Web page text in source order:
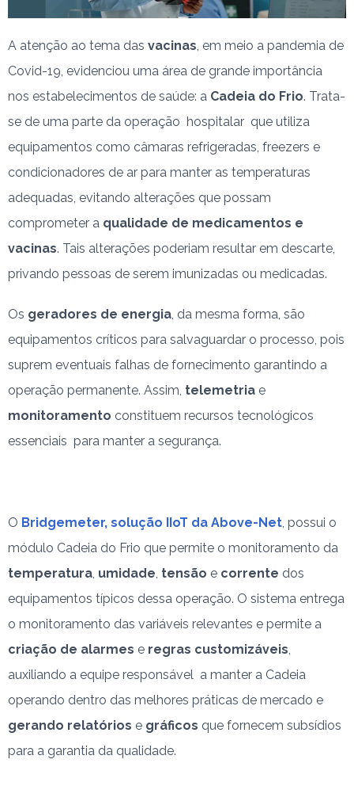
A atenção ao tema das vacinas, em meio a pandemia de
Covid-19, evidenciou uma área de grande importância
nos estabelecimentos de saúde: a Cadeia do Frio. Trata-
se de uma parte da operação hospitalar que utiliza
equipamentos como câmaras refrigeradas, freezers e
condicionadores de ar para manter as temperaturas
adequadas, evitando alterações que possam
comprometer a qualidade de medicamentos e
vacinas. Tais alterações poderiam resultar em descarte,
privando pessoas de serem imunizadas ou medicadas.
Os geradores de energia, da mesma forma, são
equipamentos críticos para salvaguardar o processo, pois
suprem eventuais falhas de fornecimento garantindo a
operação permanente. Assim, telemetria e
monitoramento constituem recursos tecnológicos
essenciais para manter a segurança.
O Bridgemeter, solução IIoT da Above-Net, possui o
módulo Cadeia do Frio que permite o monitoramento da
temperatura, umidade, tensão e corrente dos
equipamentos típicos dessa operação. O sistema entrega
o monitoramento das variáveis relevantes e permite a
criação de alarmes e regras customizáveis,
auxiliando a equipe responsável a manter a Cadeia
operando dentro das melhores práticas de mercado e
gerando relatórios e gráficos que fornecem subsídios
para a garantia da qualidade.